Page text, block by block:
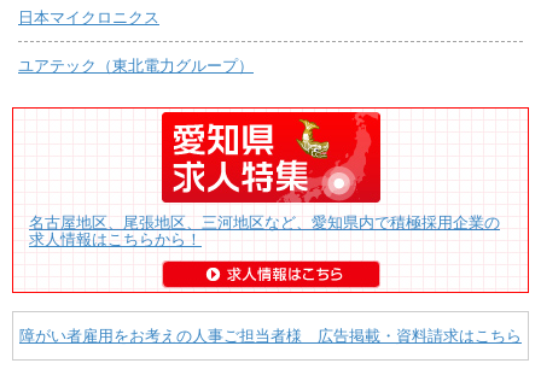
日本マイクロニクス
ユアテック（東北電力グループ）
名古屋地区、尾張地区、三河地区など、愛知県内で積極採用企業の
求人情報はこちらから！
障がい者雇用をお考えの人事ご担当者様 広告掲載・資料請求はこちら